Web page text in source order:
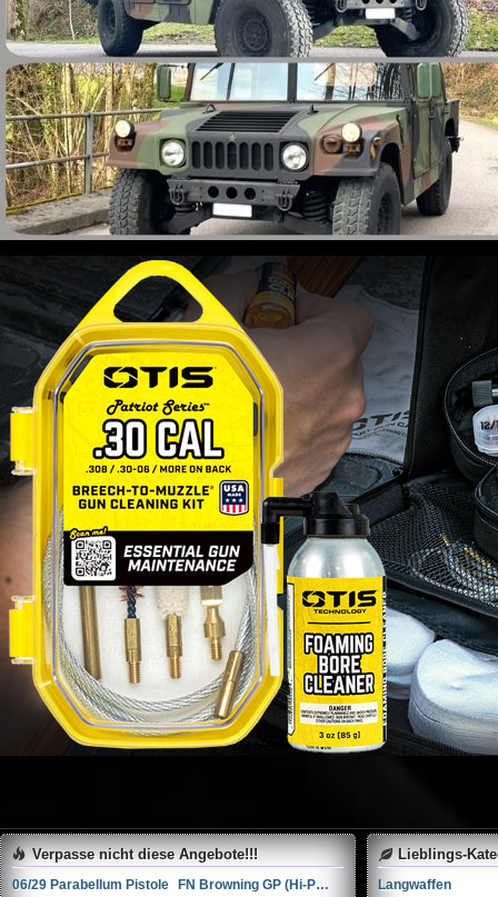
Verpasse nicht diese Angebote!!!
06/29 Parabellum Pistole
FN Browning GP (Hi-Power / GP35)
Lieblings-
Langwaffen